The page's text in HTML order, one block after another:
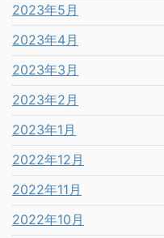
2023年5月
2023年4月
2023年3月
2023年2月
2023年1月
2022年12月
2022年11月
2022年10月